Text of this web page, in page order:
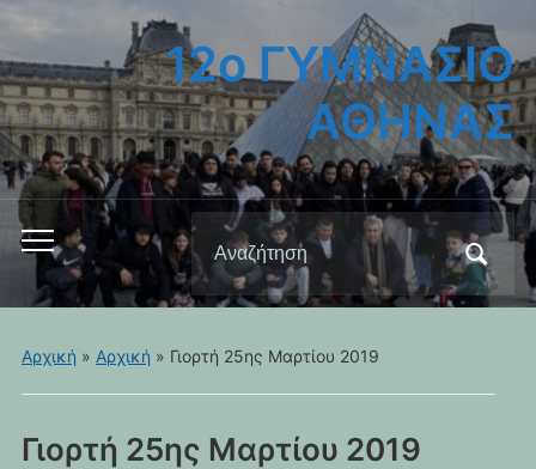
12ο ΓΥΜΝΑΣΙΟ
ΑΘΗΝΑΣ
Εναλλαγή
του
μενού
για
Αναζήτηση
για:
Αρχική » Αρχική » Γιορτή 25ης Μαρτίου 2019
Γιορτή 25ης Μαρτίου 2019